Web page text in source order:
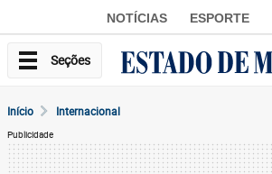
NOTÍCIAS ESPORTE
Seções
Início Internacional
Publicidade